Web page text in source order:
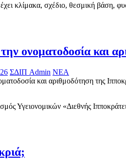
κλίμακα, σχέδιο, θεσμική βάση,
ονοματοδοσία και
ΣΔΙΠ Admin ΝΕΑ
Υγειονομικών «Διεθνής